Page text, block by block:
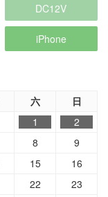
DC12V
iPhone
六 日
1
2
8
9
15
16
22
23